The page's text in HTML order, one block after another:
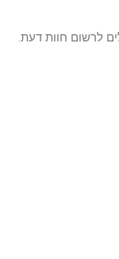
חוות דעת.